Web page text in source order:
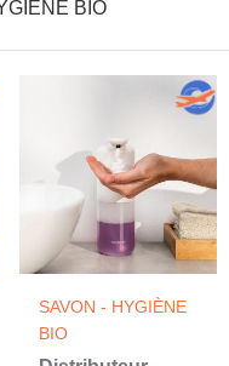
BIO
SAVON - HYGIÈNE
BIO